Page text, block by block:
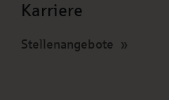
Karriere
Stellenangebote